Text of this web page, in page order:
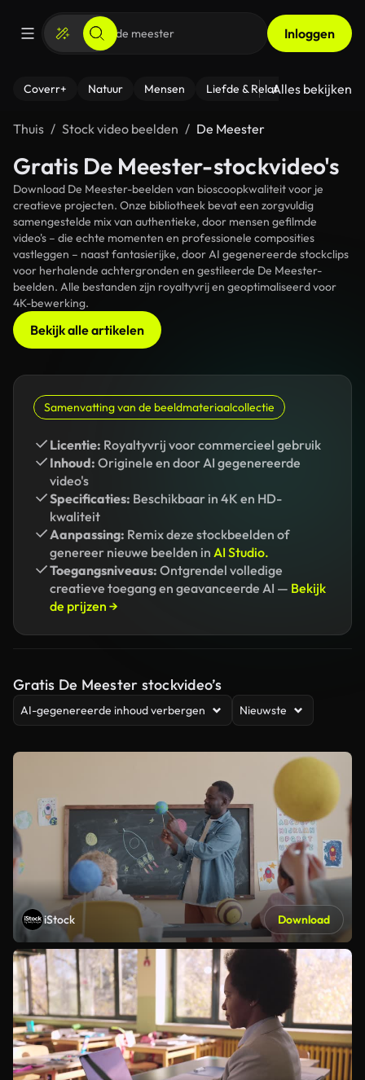
Inloggen
Coverr+ Natuur Mensen Liefde & Relaties - Fitness
Alles bekijken
Thuis Stock video beelden De Meester
Gratis De Meester-stockvideo's
Download De Meester-beelden van bioscoopkwaliteit voor je
creatieve projecten. Onze bibliotheek bevat een zorgvuldig
samengestelde mix van authentieke, door mensen gefilmde
video's – die echte momenten en professionele composities
vastleggen – naast fantasierijke, door AI gegenereerde stockclips
voor herhalende achtergronden en gestileerde De Meester-
beelden. Alle bestanden zijn royaltyvrij en geoptimaliseerd voor
4K-bewerking.
Bekijk alle artikelen
Samenvatting van de beeldmateriaalcollectie
Licentie: Royaltyvrij voor commercieel gebruik
Inhoud: Originele en door AI gegenereerde
video's
Specificaties: Beschikbaar in 4K en HD-
kwaliteit
Aanpassing: Remix deze stockbeelden of
genereer nieuwe beelden in AI Studio.
Toegangsniveaus: Ontgrendel volledige
creatieve toegang en geavanceerde AI — Bekijk
de prijzen →
Gratis De Meester stockvideo’s
AI-gegenereerde inhoud verbergen Nieuwste
iStock Download